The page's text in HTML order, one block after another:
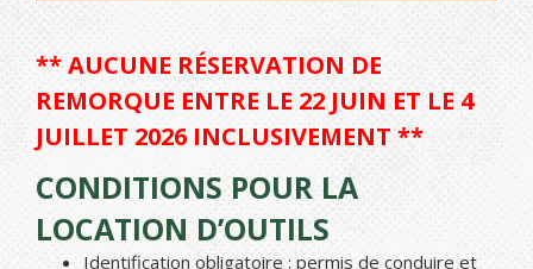
** AUCUNE RÉSERVATION DE
REMORQUE ENTRE LE 22 JUIN ET LE 4
JUILLET 2026 INCLUSIVEMENT **
CONDITIONS POUR LA
LOCATION D’OUTILS
Identification obligatoire : permis de conduire et